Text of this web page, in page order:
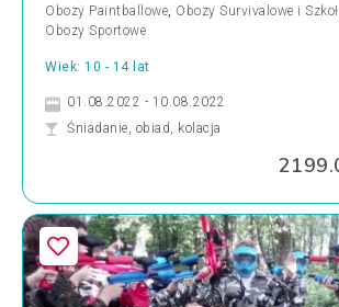
Obozy Paintballowe, Obozy Survivalowe i
Obozy Sportowe
Wiek: 10 - 14 lat
01.08.2022 - 10.08.2022
Śniadanie, obiad, kolacja